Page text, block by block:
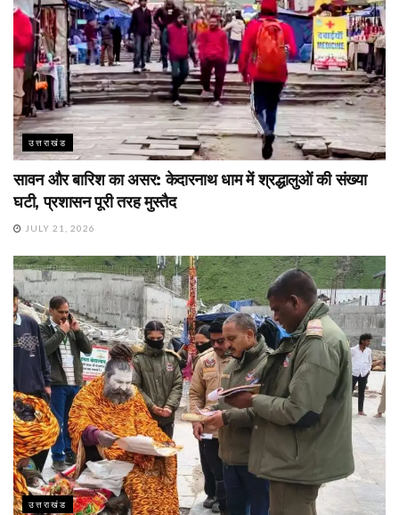
उत्तराखंड
सावन और बारिश का असर: केदारनाथ धाम में श्रद्धालुओं की संख्या
घटी, प्रशासन पूरी तरह मुस्तैद
JULY 21, 2026
उत्तराखंड